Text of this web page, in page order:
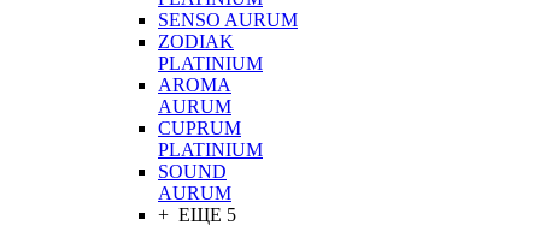
SENSO AURUM
ZODIAK
PLATINIUM
AROMA
AURUM
CUPRUM
PLATINIUM
SOUND
AURUM
+ ЕЩЕ 5